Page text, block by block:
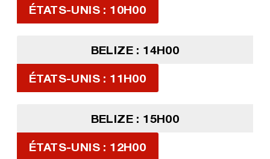
ÉTATS-UNIS : 10H00
BELIZE : 14H00
ÉTATS-UNIS : 11H00
BELIZE : 15H00
ÉTATS-UNIS : 12H00